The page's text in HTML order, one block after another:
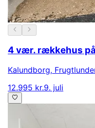
4 vær. rækkehus
Kalundborg,
12.995 kr.9. juli